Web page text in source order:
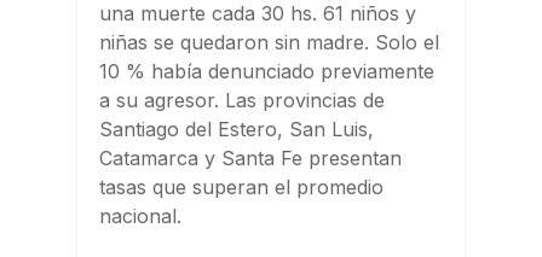
una muerte cada 30 hs. 61 niños y
niñas se quedaron sin madre. Solo el
10 % había denunciado previamente
a su agresor. Las provincias de
Santiago del Estero, San Luis,
Catamarca y Santa Fe presentan
tasas que superan el promedio
nacional.